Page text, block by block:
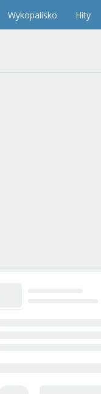
Wykopalisko Hity